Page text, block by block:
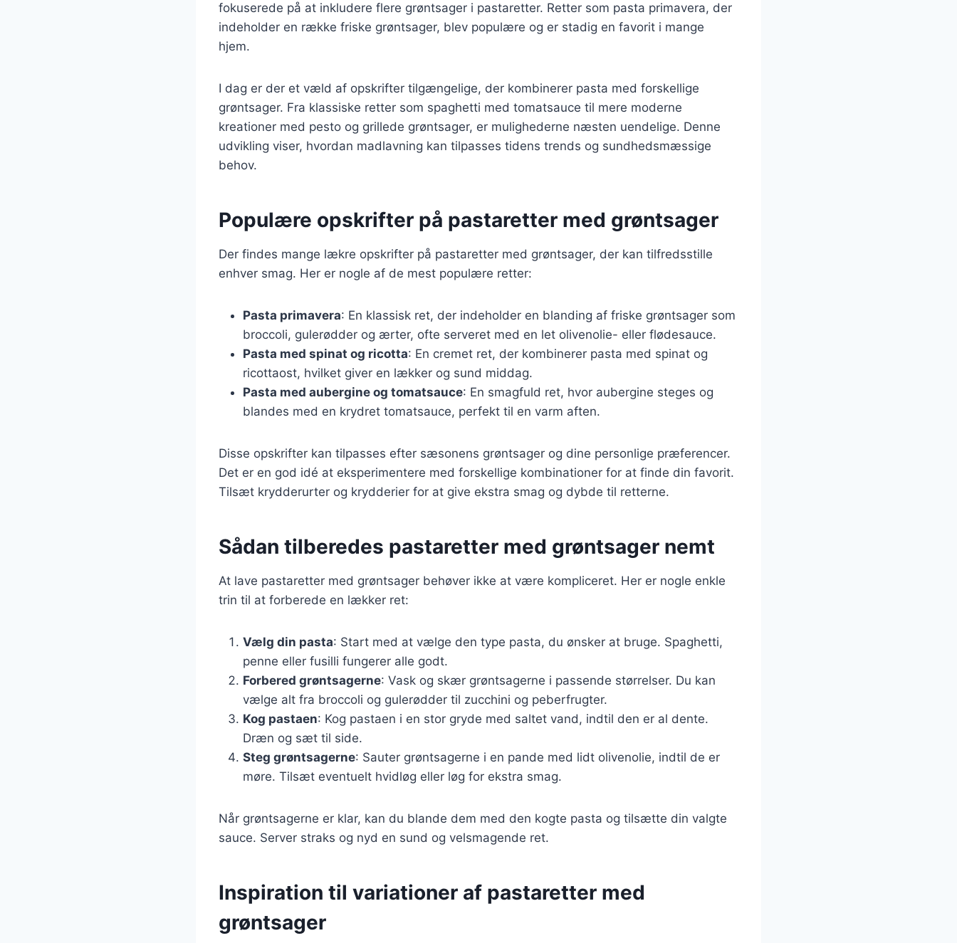
fokuserede på at inkludere flere grøntsager i pastaretter. Retter som pasta primavera, der
indeholder en række friske grøntsager, blev populære og er stadig en favorit i mange
hjem.
I dag er der et væld af opskrifter tilgængelige, der kombinerer pasta med forskellige
grøntsager. Fra klassiske retter som spaghetti med tomatsauce til mere moderne
kreationer med pesto og grillede grøntsager, er mulighederne næsten uendelige. Denne
udvikling viser, hvordan madlavning kan tilpasses tidens trends og sundhedsmæssige
behov.
Populære opskrifter på pastaretter med grøntsager
Der findes mange lækre opskrifter på pastaretter med grøntsager, der kan tilfredsstille
enhver smag. Her er nogle af de mest populære retter:
Pasta primavera: En klassisk ret, der indeholder en blanding af friske grøntsager som
broccoli, gulerødder og ærter, ofte serveret med en let olivenolie- eller flødesauce.
Pasta med spinat og ricotta: En cremet ret, der kombinerer pasta med spinat og
ricottaost, hvilket giver en lækker og sund middag.
Pasta med aubergine og tomatsauce: En smagfuld ret, hvor aubergine steges og
blandes med en krydret tomatsauce, perfekt til en varm aften.
Disse opskrifter kan tilpasses efter sæsonens grøntsager og dine personlige præferencer.
Det er en god idé at eksperimentere med forskellige kombinationer for at finde din favorit.
Tilsæt krydderurter og krydderier for at give ekstra smag og dybde til retterne.
Sådan tilberedes pastaretter med grøntsager nemt
At lave pastaretter med grøntsager behøver ikke at være kompliceret. Her er nogle enkle
trin til at forberede en lækker ret:
Vælg din pasta: Start med at vælge den type pasta, du ønsker at bruge. Spaghetti,
penne eller fusilli fungerer alle godt.
Forbered grøntsagerne: Vask og skær grøntsagerne i passende størrelser. Du kan
vælge alt fra broccoli og gulerødder til zucchini og peberfrugter.
Kog pastaen: Kog pastaen i en stor gryde med saltet vand, indtil den er al dente.
Dræn og sæt til side.
Steg grøntsagerne: Sauter grøntsagerne i en pande med lidt olivenolie, indtil de er
møre. Tilsæt eventuelt hvidløg eller løg for ekstra smag.
Når grøntsagerne er klar, kan du blande dem med den kogte pasta og tilsætte din valgte
sauce. Server straks og nyd en sund og velsmagende ret.
Inspiration til variationer af pastaretter med
grøntsager